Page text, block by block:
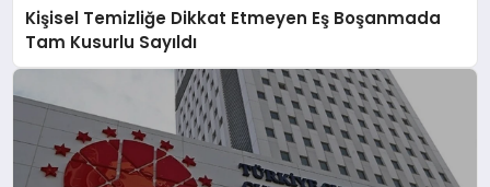
Kişisel Temizliğe Dikkat Etmeyen Eş Boşanmada
Tam Kusurlu Sayıldı